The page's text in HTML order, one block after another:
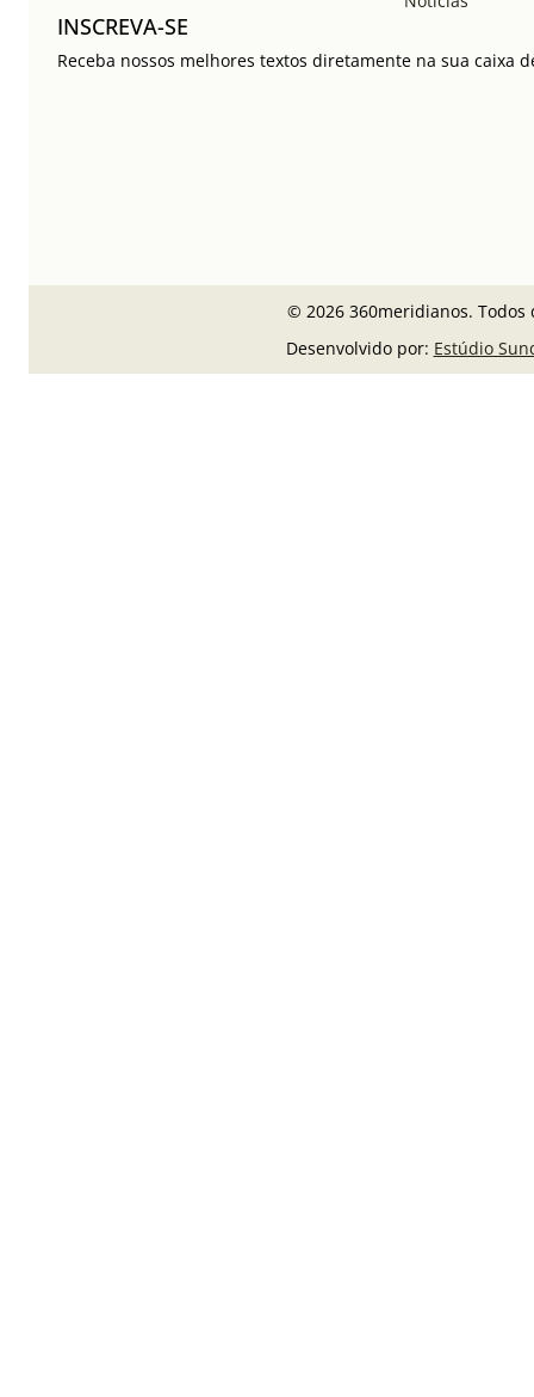
INSCREVA-SE
Receba nossos melhores textos diretamente na sua caixa
© 2026 360meridianos. Todos
Desenvolvido por: Estúdio